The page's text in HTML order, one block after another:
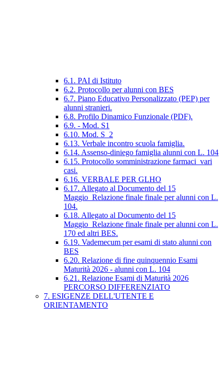
6.1. PAI di Istituto
6.2. Protocollo per alunni con BES
6.7. Piano Educativo Personalizzato (PEP) per
alunni stranieri.
6.8. Profilo Dinamico Funzionale (PDF).
6.9. - Mod. S1
6.10. Mod. S_2
6.13. Verbale incontro scuola famiglia.
6.14. Assenso-diniego famiglia alunni con L. 104
6.15. Protocollo somministrazione farmaci_vari
casi.
6.16. VERBALE PER GLHO
6.17. Allegato al Documento del 15
Maggio_Relazione finale finale per alunni con L.
104.
6.18. Allegato al Documento del 15
Maggio_Relazione finale finale per alunni con L.
170 ed altri BES.
6.19. Vademecum per esami di stato alunni con
BES
6.20. Relazione di fine quinquennio Esami
Maturità 2026 - alunni con L. 104
6.21. Relazione Esami di Maturità 2026
PERCORSO DIFFERENZIATO
7. ESIGENZE DELL'UTENTE E
ORIENTAMENTO